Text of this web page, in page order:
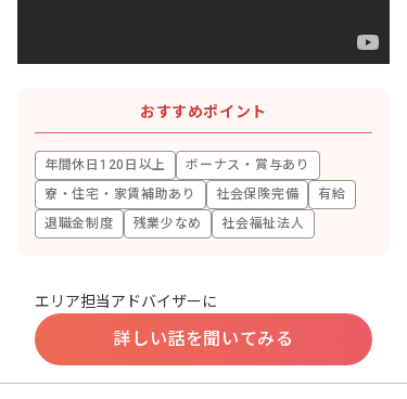
おすすめポイント
年間休日120日以上
ボーナス・賞与あり
寮・住宅・家賃補助あり
社会保険完備
有給
退職金制度
残業少なめ 社会福祉法人
エリア担当アドバイザーに
詳しい話を聞いてみる